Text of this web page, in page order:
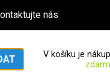
nás
V košíku je